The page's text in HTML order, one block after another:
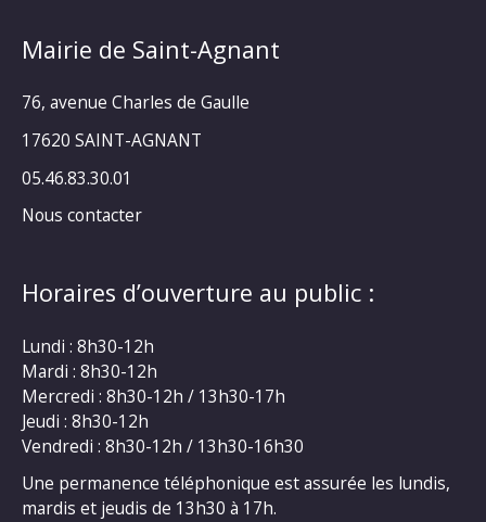
Mairie de Saint-Agnant
76, avenue Charles de Gaulle
17620 SAINT-AGNANT
05.46.83.30.01
Nous contacter
Horaires d’ouverture au public :
Lundi : 8h30-12h
Mardi : 8h30-12h
Mercredi : 8h30-12h / 13h30-17h
Jeudi : 8h30-12h
Vendredi : 8h30-12h / 13h30-16h30
Une permanence téléphonique est assurée les lundis,
mardis et jeudis de 13h30 à 17h.